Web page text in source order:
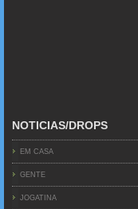
NOTICIAS/DROPS
EM CASA
GENTE
JOGATINA